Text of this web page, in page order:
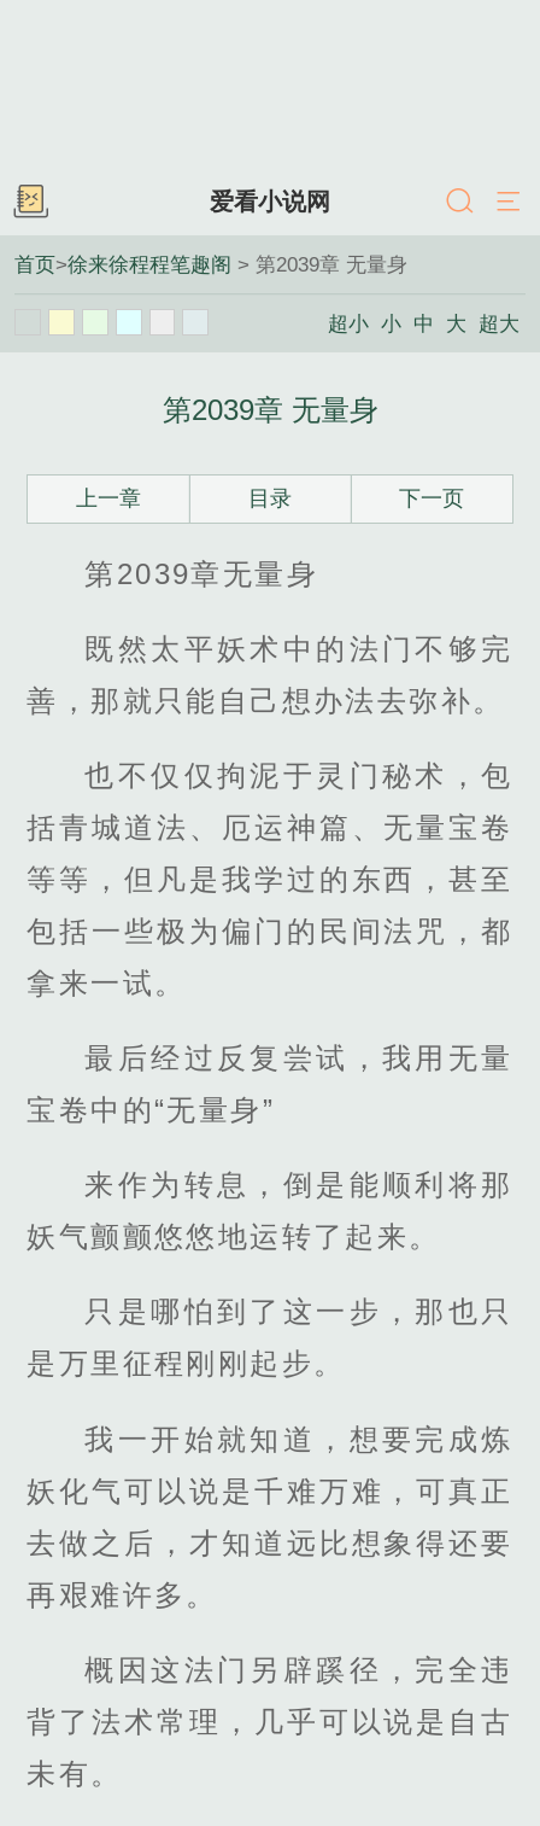
爱看小说网
首页>徐来徐程程笔趣阁 > 第2039章 无量身
超小 小 中 大 超大
第2039章 无量身
上一章 目录 下一页
第2039章无量身
既然太平妖术中的法门不够完
善，那就只能自己想办法去弥补。
也不仅仅拘泥于灵门秘术，包
括青城道法、厄运神篇、无量宝卷
等等，但凡是我学过的东西，甚至
包括一些极为偏门的民间法咒，都
拿来一试。
最后经过反复尝试，我用无量
宝卷中的“无量身”
来作为转息，倒是能顺利将那
妖气颤颤悠悠地运转了起来。
只是哪怕到了这一步，那也只
是万里征程刚刚起步。
我一开始就知道，想要完成炼
妖化气可以说是千难万难，可真正
去做之后，才知道远比想象得还要
再艰难许多。
概因这法门另辟蹊径，完全违
背了法术常理，几乎可以说是自古
未有。